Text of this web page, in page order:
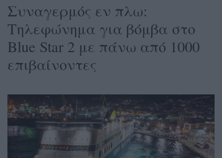
Συναγερμός εν πλω:
Τηλεφώνημα για βόμβα στο
Blue Star 2 με πάνω από 1000
επιβαίνοντες